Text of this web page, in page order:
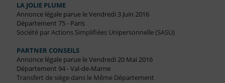
LA JOLIE PLUME
Annonce légale parue le Vendredi 3 Juin 2016
Département 75 - Paris
Société par Actions Simplifiées Unipersonnelle (SASU)
PARTNER CONSEILS
Annonce légale parue le Vendredi 20 Mai 2016
Département 94 - Val-de-Marne
Transfert de siège dans le Même Département